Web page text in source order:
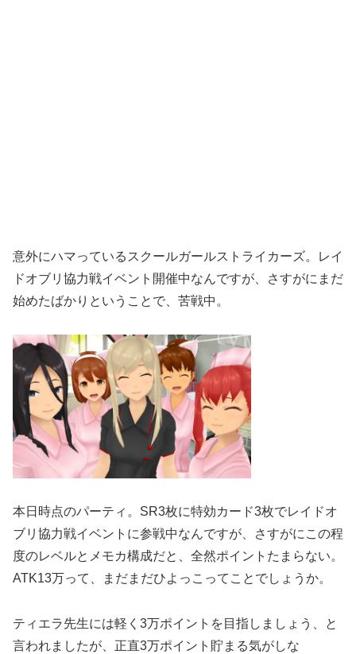
意外にハマっているスクールガールストライカーズ。レイ
ドオブリ協力戦イベント開催中なんですが、さすがにまだ
始めたばかりということで、苦戦中。
本日時点のパーティ。SR3枚に特効カード3枚でレイドオ
ブリ協力戦イベントに参戦中なんですが、さすがにこの程
度のレベルとメモカ構成だと、全然ポイントたまらない。
ATK13万って、まだまだひよっこってことでしょうか。
ティエラ先生には軽く3万ポイントを目指しましょう、と
言われましたが、正直3万ポイント貯まる気がしな